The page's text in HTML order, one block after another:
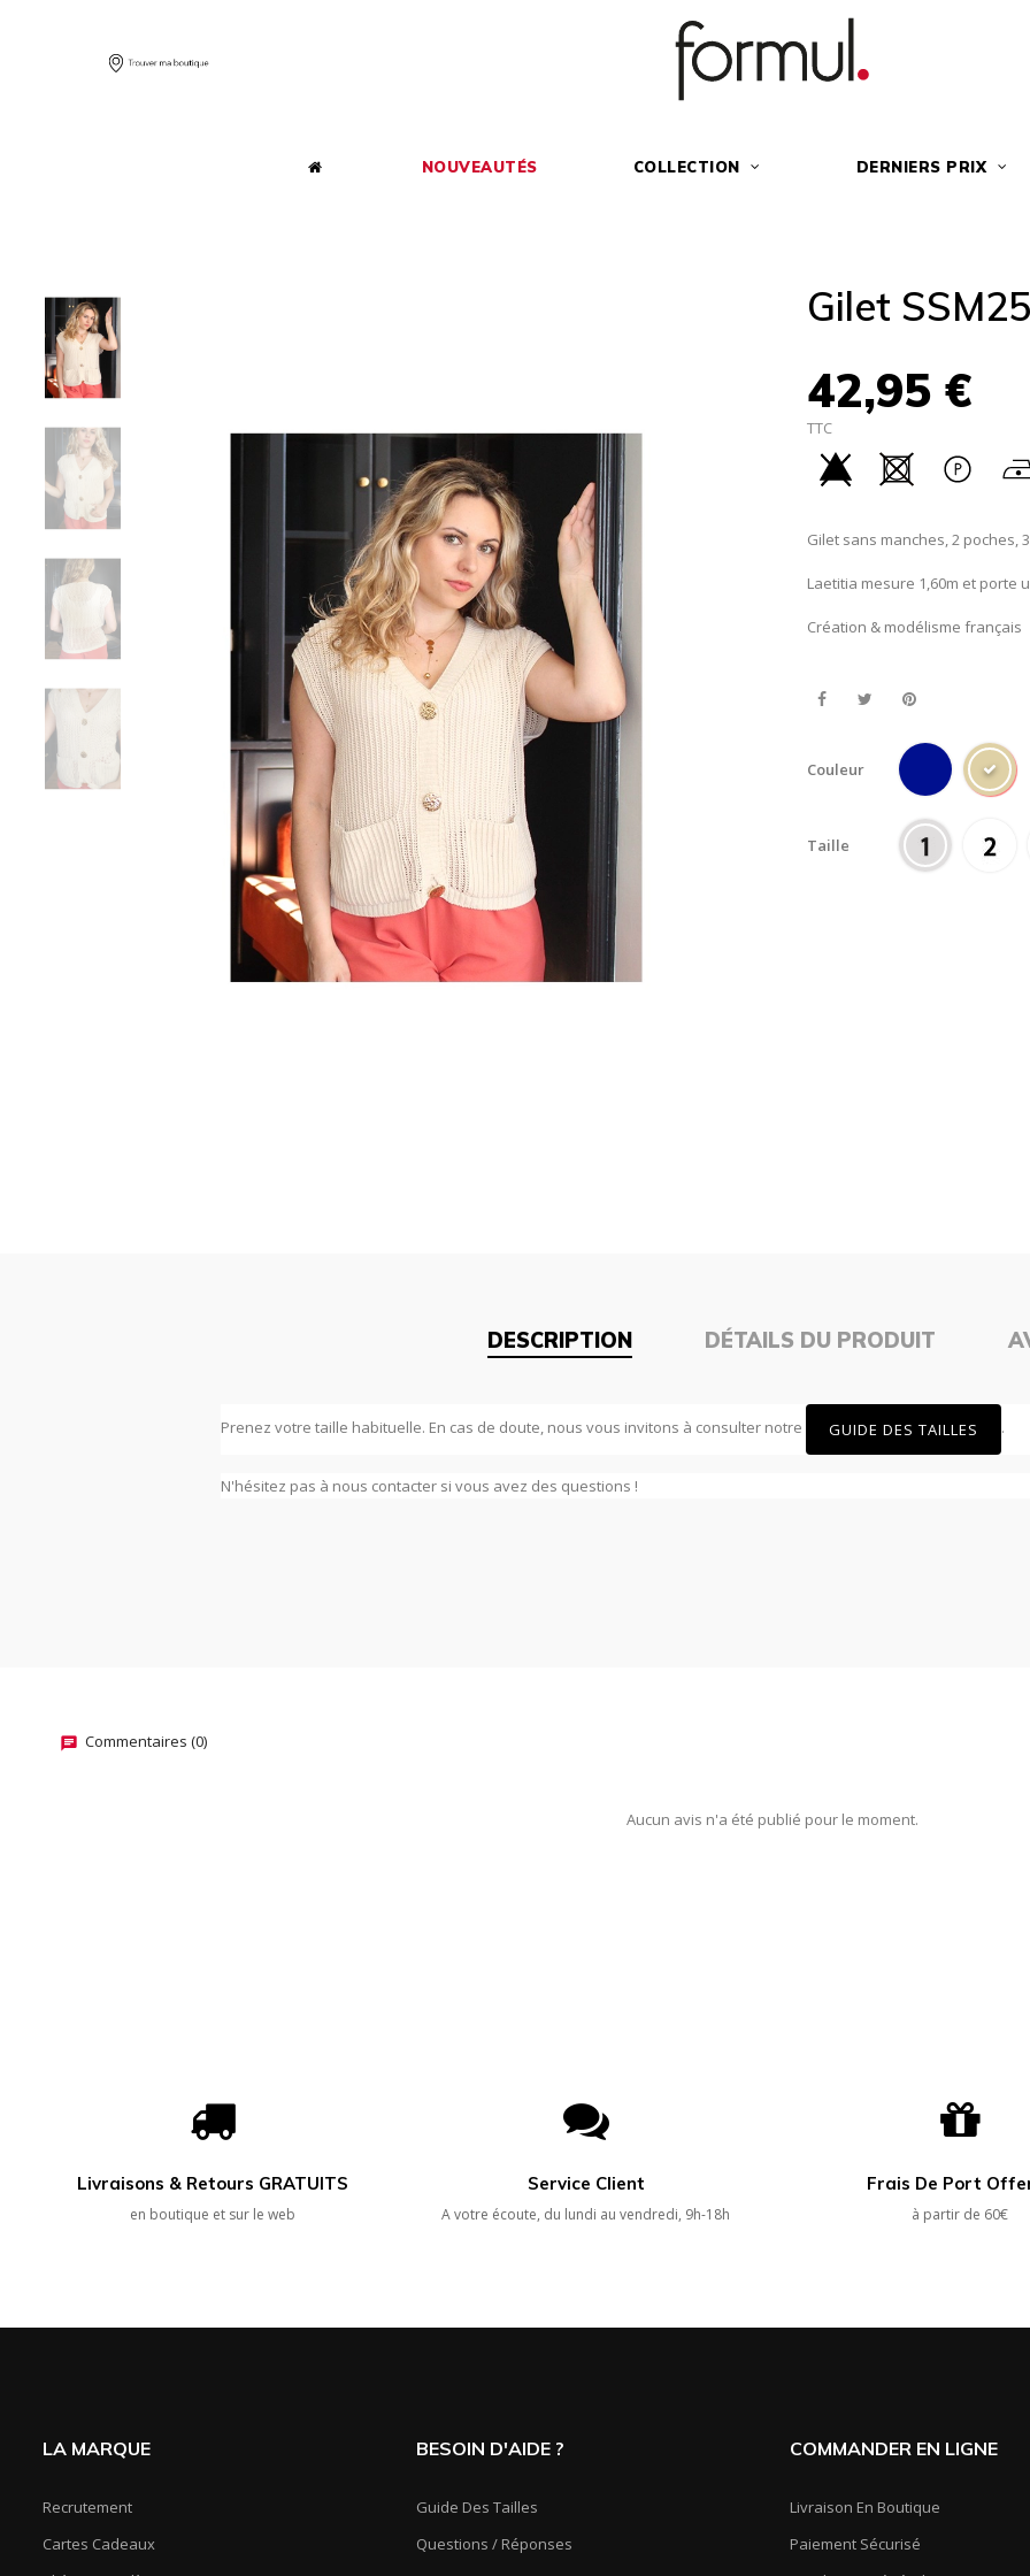
NOUVEAUTÉS COLLECTION DERNIERS PRIX
Gilet
42,95 €
TTC
Gilet sans manches, 2 poches,
Laetitia mesure 1,60m et porte
Création & modélisme français
Couleur
Taille
DESCRIPTION DÉTAILS DU PRODUIT
Prenez votre taille habituelle. En cas de doute, nous vous invitons à consulter notre GUIDE DES TAILLES .
N'hésitez pas à nous contacter si vous avez des questions !
Commentaires (0)
Aucun avis n'a été publié pour le moment.
Livraisons & Retours GRATUITS
en boutique et sur le web
Service Client
A votre écoute, du lundi au vendredi, 9h-18h
Frais De Port
à partir de 60€
LA MARQUE
Recrutement
Cartes Cadeaux
BESOIN D'AIDE ?
Guide Des Tailles
Questions / Réponses
COMMANDER EN LIGNE
Livraison En Boutique
Paiement Sécurisé